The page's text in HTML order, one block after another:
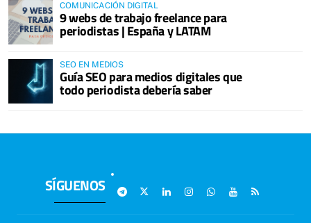
COMUNICACIÓN DIGITAL
9 webs de trabajo freelance para
periodistas | España y LATAM
SEO EN MEDIOS
Guía SEO para medios digitales que
todo periodista debería saber
SÍGUENOS